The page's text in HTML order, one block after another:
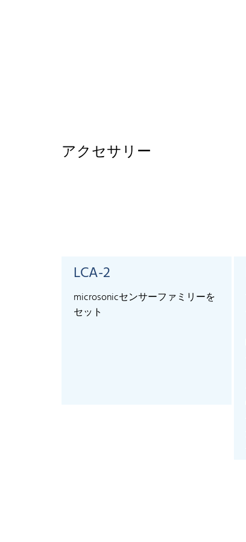
アクセサリー
LCA-2
microsonicセンサーファミリーを
セット